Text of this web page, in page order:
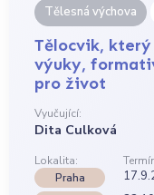
Tělesná výchova
Tělocvik,
výuky,
pro život
Vyučující:
Dita Culková
Lokalita:
Praha